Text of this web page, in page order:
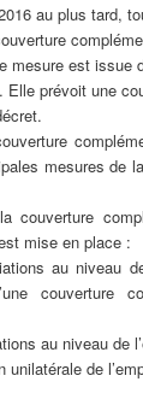
au plus tard,
mesure est issue
Elle prévoit une
mesures de
couverture
mise en place :
au niveau
couverture
au niveau de
de